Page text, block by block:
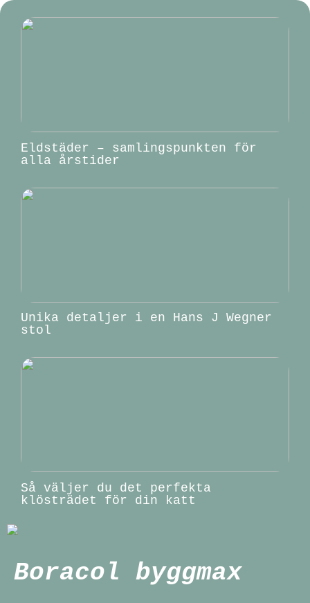
Eldstäder – samlingspunkten för
alla årstider
Unika detaljer i en Hans J Wegner
stol
Så väljer du det perfekta
klösträdet för din katt
Boracol byggmax